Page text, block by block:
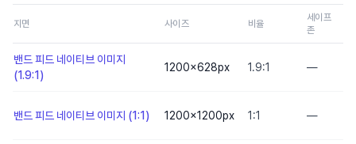
지면 사이즈 비율
세이프
존
밴드 피드 네이티브 이미지
(1.9:1)
1200×628px 1.9:1 —
밴드 피드 네이티브 이미지 (1:1) 1200×1200px 1:1 —